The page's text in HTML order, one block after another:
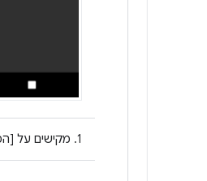
1. מקישים על [הפעלה].